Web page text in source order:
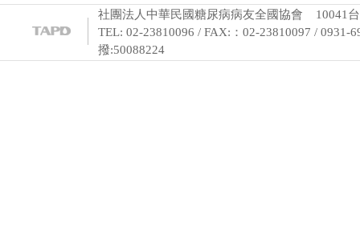
社團法人中華民國糖尿病病友全國協會 10041
TEL: 02-23810096 / FAX:：02-23810097 / 0931-
撥:50088224